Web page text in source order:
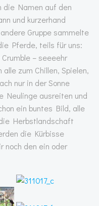
die Namen auf den
und kurzerhand
Gruppe sammelte
Pferde, teils für uns:
– seeeehr
zum Chillen, Spielen,
nur in der Sonne
Neulinge ausreiten und
ein buntes Bild, alle
Herbstlandschaft
die Kürbisse
noch den ein oder